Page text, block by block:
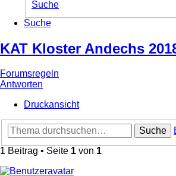
Suche
Suche
KAT Kloster Andechs
Forumsregeln
Antworten
Druckansicht
Suche
1 Beitrag • Seite 1 von 1